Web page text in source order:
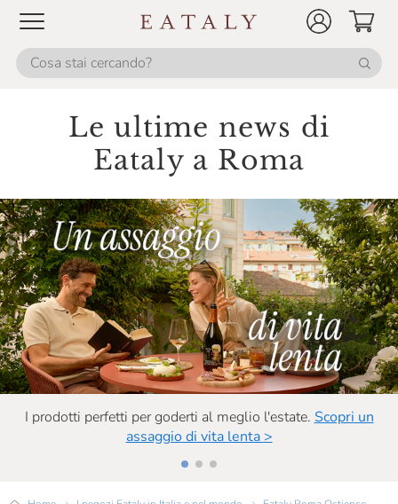
Le ultime news di
Eataly a Roma
I prodotti perfetti per goderti al meglio l'estate. Scopri un
assaggio di vita lenta >